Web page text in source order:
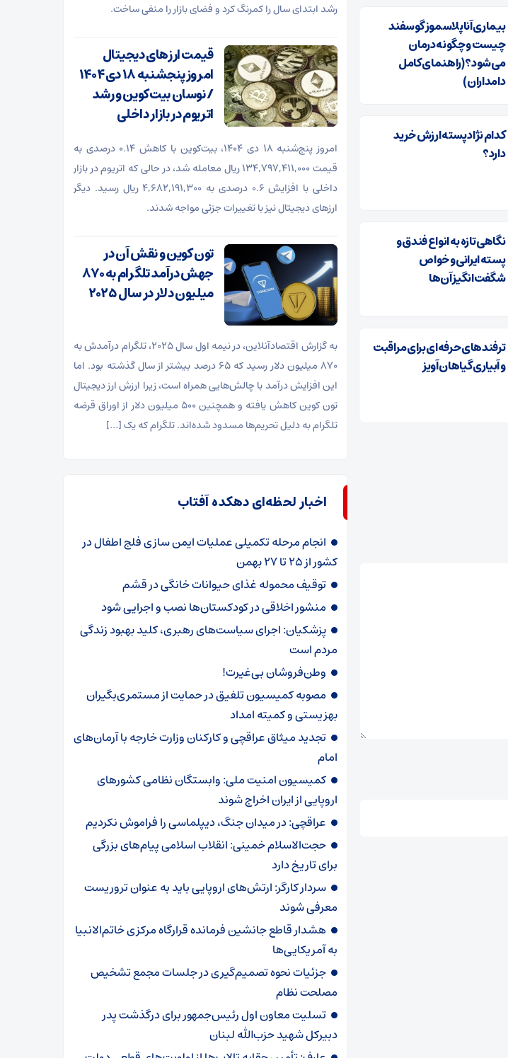
بیماری آناپلاسموز گوسفند
چیست و چگونه درمان
می‌شود؟ (راهنمای کامل
دامداران)
کدام نژاد پسته ارزش خرید
دارد؟
نگاهی تازه به انواع فندق و
پسته ایرانی و خواص
شگفت‌انگیز آن‌ها
ترفندهای حرفه‌ای برای مراقبت
و آبیاری گیاهان آویز
رشد ابتدای سال را کمرنگ کرد و فضای بازار را منفی ساخت.
قیمت ارز‌های دیجیتال
امروز پنجشنبه ۱۸ دی ۱۴۰۴
/ نوسان بیت‌کوین و رشد
اتریوم در بازار داخلی
امروز پنج‌شنبه ۱۸ دی ۱۴۰۴، بیت‌کوین با کاهش ۰.۱۴ درصدی به
قیمت ۱۳۴,۷۹۷,۴۱۱,۰۰۰ ریال معامله شد، در حالی که اتریوم در بازار
داخلی با افزایش ۰.۶ درصدی به ۴,۶۸۲,۱۹۱,۳۰۰ ریال رسید. دیگر
ارزهای دیجیتال نیز با تغییرات جزئی مواجه شدند.
تون کوین و نقش آن در
جهش درآمد تلگرام به ۸۷۰
میلیون دلار در سال ۲۰۲۵
به گزارش اقتصادآنلاین، در نیمه اول سال ۲۰۲۵، تلگرام درآمدش به
۸۷۰ میلیون دلار رسید که ۶۵ درصد بیشتر از سال گذشته بود. اما
این افزایش درآمد با چالش‌هایی همراه است، زیرا ارزش ارز دیجیتال
تون ‌کوین کاهش یافته و همچنین ۵۰۰ میلیون دلار از اوراق قرضه
تلگرام به دلیل تحریم‌ها مسدود شده‌اند. تلگرام که یک […]
اخبار لحظه‌ای دهکده آفتاب
انجام مرحله تکمیلی عملیات ایمن سازی فلج اطفال در
کشور از ۲۵ تا ۲۷ بهمن
توقیف محموله غذای حیوانات خانگی در قشم
منشور اخلاقی در کودکستان‌ها نصب و اجرایی شود
پزشکیان: اجرای سیاست‌های رهبری، کلید بهبود زندگی
مردم است
وطن‌فروشان بی‌غیرت!
مصوبه کمیسیون تلفیق در حمایت از مستمری‌بگیران
بهزیستی و کمیته امداد
تجدید میثاق عراقچی و کارکنان وزارت خارجه با آرمان‌های
امام
کمیسیون امنیت ملی: وابستگان نظامی کشورهای
اروپایی از ایران اخراج شوند
عراقچی: در میدان جنگ، دیپلماسی را فراموش نکردیم
حجت‌الاسلام خمینی: انقلاب اسلامی پیام‌های بزرگی
برای تاریخ دارد
سردار کارگر: ارتش‌های اروپایی باید به عنوان تروریست
معرفی شوند
هشدار قاطع جانشین فرمانده قرارگاه مرکزی خاتم‌الانبیا
به آمریکایی‌ها
جزئیات نحوه تصمیم‌گیری در جلسات مجمع تشخیص
مصلحت نظام
تسلیت معاون اول رئیس‌جمهور برای درگذشت پدر
دبیرکل شهید حزب‌الله لبنان